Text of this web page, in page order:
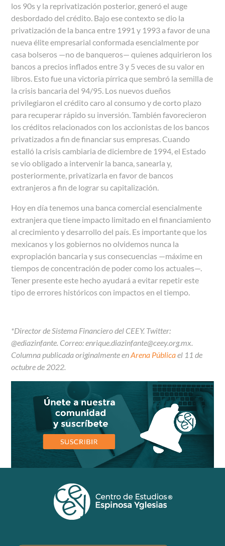
los 90s y la reprivatización posterior, generó el auge
desbordado del crédito. Bajo ese contexto se dio la
privatización de la banca entre 1991 y 1993 a favor de una
nueva élite empresarial conformada esencialmente por
casa bolseros —no de banqueros— quienes adquirieron los
bancos a precios inflados entre 3 y 5 veces de su valor en
libros. Esto fue una victoria pírrica que sembró la semilla de
la crisis bancaria del 94/95. Los nuevos dueños
privilegiaron el crédito caro al consumo y de corto plazo
para recuperar rápido su inversión. También favorecieron
los créditos relacionados con los accionistas de los bancos
privatizados a fin de financiar sus empresas. Cuando
estalló la crisis cambiaria de diciembre de 1994, el Estado
se vio obligado a intervenir la banca, sanearla y,
posteriormente, privatizarla en favor de bancos
extranjeros a fin de lograr su capitalización.
Hoy en día tenemos una banca comercial esencialmente
extranjera que tiene impacto limitado en el financiamiento
al crecimiento y desarrollo del país. Es importante que los
mexicanos y los gobiernos no olvidemos nunca la
expropiación bancaria y sus consecuencias —máxime en
tiempos de concentración de poder como los actuales—
Tener presente este hecho ayudará a evitar repetir este
tipo de errores históricos con impactos en el tiempo.
*Director de Sistema Financiero del CEEY. Twitter:
@ediazinfante. Correo:enrique.diazinfante@ceey.org.mx
Columna publicada originalmente enArena Públicael 11 de
octubre de 2022.